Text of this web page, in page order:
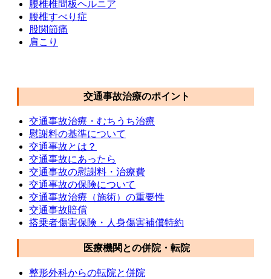
腰椎椎間板ヘルニア
腰椎すべり症
股関節痛
肩こり
交通事故治療のポイント
交通事故治療・むちうち治療
慰謝料の基準について
交通事故とは？
交通事故にあったら
交通事故の慰謝料・治療費
交通事故の保険について
交通事故治療（施術）の重要性
交通事故賠償
搭乗者傷害保険・人身傷害補償特約
医療機関との併院・転院
整形外科からの転院と併院